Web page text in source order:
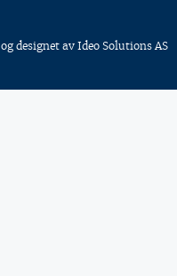
og designet av Ideo Solutions AS